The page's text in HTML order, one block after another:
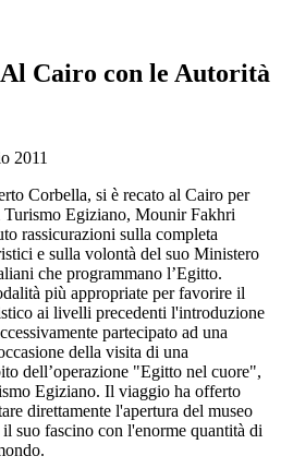
Cairo con le Autorità
2011
Corbella, si è recato al Cairo per
Egiziano, Mounir Fakhri
rassicurazioni sulla completa
e sulla volontà del suo Ministero
che programmano l’Egitto.
più appropriate per favorire il
ai livelli precedenti l'introduzione
partecipato ad una
della visita di una
dell’operazione "Egitto nel cuore",
Egiziano. Il viaggio ha offerto
direttamente l'apertura del museo
suo fascino con l'enorme quantità di